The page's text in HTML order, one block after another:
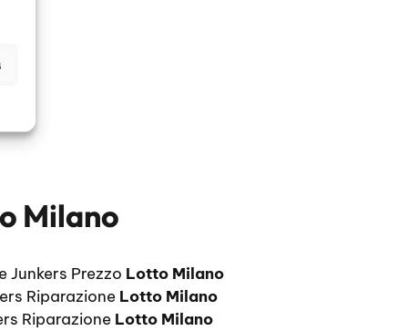
Milano
Junkers Prezzo Lotto Milano
Riparazione Lotto Milano
Riparazione Lotto Milano